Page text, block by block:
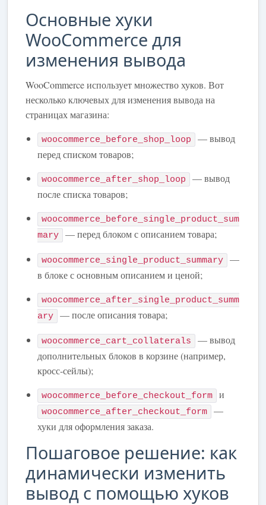
Основные хуки
WooCommerce для
изменения вывода
WooCommerce использует множество хуков. Вот
несколько ключевых для изменения вывода на
страницах магазина:
woocommerce_before_shop_loop
— вывод
перед списком товаров;
woocommerce_after_shop_loop
— вывод
после списка товаров;
woocommerce_before_single_product_sum
mary
— перед блоком с описанием товара;
woocommerce_single_product_summary
—
в блоке с основным описанием и ценой;
woocommerce_after_single_product_summ
ary
— после описания товара;
woocommerce_cart_collaterals
— вывод
дополнительных блоков в корзине (например,
кросс-сейлы);
woocommerce_before_checkout_form и
woocommerce_after_checkout_form
—
хуки для оформления заказа.
Пошаговое решение: как
динамически изменить
вывод с помощью хуков